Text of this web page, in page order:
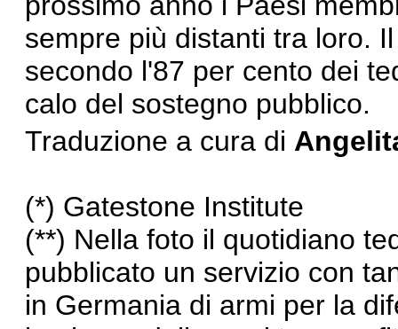
sempre più distanti tra loro.
secondo l'87 per cento dei
calo del sostegno pubblico.
Traduzione a cura di
(*) Gatestone Institute
(**) Nella foto il quotidiano
pubblicato un servizio con
in Germania di armi per la